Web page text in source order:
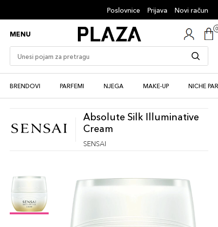
Poslovnice Prijava Novi račun
MENU
BRENDOVI PARFEMI NJEGA MAKE-UP NICHE
Absolute Silk Illuminative
Cream
SENSAI